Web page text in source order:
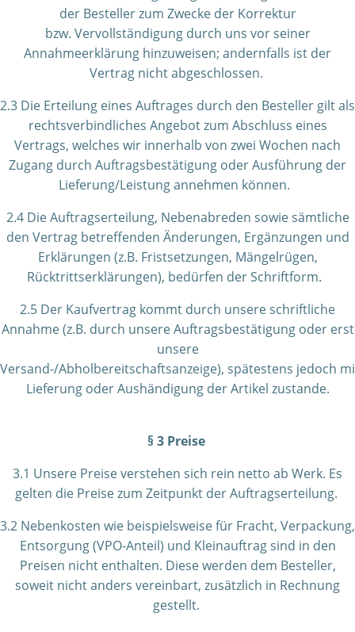
der Besteller zum Zwecke der Korrektur
bzw. Vervollständigung durch uns vor seiner
Annahmeerklärung hinzuweisen; andernfalls ist der
Vertrag nicht abgeschlossen.
2.3 Die Erteilung eines Auftrages durch den Besteller gilt als
rechtsverbindliches Angebot zum Abschluss eines
Vertrags, welches wir innerhalb von zwei Wochen nach
Zugang durch Auftragsbestätigung oder Ausführung der
Lieferung/Leistung annehmen können.
2.4 Die Auftragserteilung, Nebenabreden sowie sämtliche
den Vertrag betreffenden Änderungen, Ergänzungen und
Erklärungen (z.B. Fristsetzungen, Mängelrügen,
Rücktrittserklärungen), bedürfen der Schriftform.
2.5 Der Kaufvertrag kommt durch unsere schriftliche
Annahme (z.B. durch unsere Auftragsbestätigung oder erst
unsere
Versand-/Abholbereitschaftsanzeige), spätestens jedoch
Lieferung oder Aushändigung der Artikel zustande.
§ 3 Preise
3.1 Unsere Preise verstehen sich rein netto ab Werk. Es
gelten die Preise zum Zeitpunkt der Auftragserteilung.
3.2 Nebenkosten wie beispielsweise für Fracht, Verpackung,
Entsorgung (VPO-Anteil) und Kleinauftrag sind in den
Preisen nicht enthalten. Diese werden dem Besteller,
soweit nicht anders vereinbart, zusätzlich in Rechnung
gestellt.